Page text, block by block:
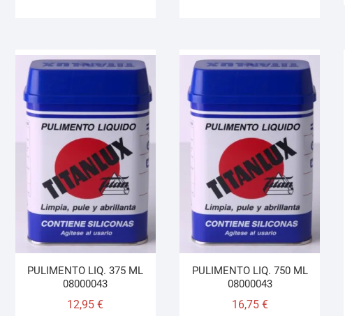
PULIMENTO LIQ. 375 ML
08000043
12,95€
PULIMENTO LIQ. 750 ML
08000043
16,75 €